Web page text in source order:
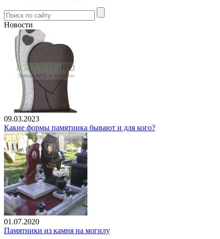
Новости
09.03.2023
Какие формы памятника бывают и для кого?
01.07.2020
Памятники из камня на могилу